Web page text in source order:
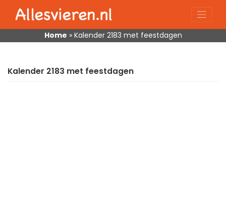
content
Home » Kalender 2183 met feestdagen
Kalender 2183 met feestdagen